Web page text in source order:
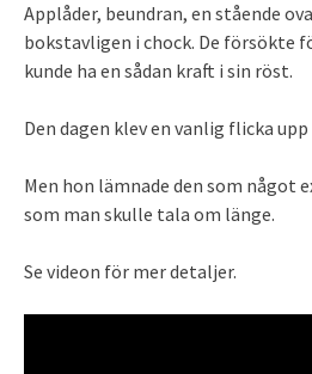
Applåder, beundran, en stående
bokstavligen i chock. De försökte
kunde ha en sådan kraft i sin röst.
Den dagen klev en vanlig flicka
Men hon lämnade den som
som man skulle tala om länge.
Se videon för mer detaljer.